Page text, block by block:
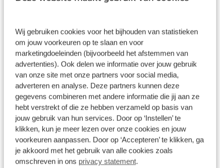
Wij gebruiken cookies voor het bijhouden van statistieken
om jouw voorkeuren op te slaan en voor
marketingdoeleinden (bijvoorbeeld het afstemmen van
advertenties). Ook delen we informatie over jouw gebruik
van onze site met onze partners voor social media,
adverteren en analyse. Deze partners kunnen deze
gegevens combineren met andere informatie die jij aan ze
hebt verstrekt of die ze hebben verzameld op basis van
jouw gebruik van hun services. Door op ‘Instellen’ te
klikken, kun je meer lezen over onze cookies en jouw
voorkeuren aanpassen. Door op ‘Accepteren’ te klikken, ga
je akkoord met het gebruik van alle cookies zoals
omschreven in ons privacy statement.
bedient u ze vanaf het stuurwiel of met uw stem.
Natuurlijk is er ook automatische airconditioning
aanwezig. Geen parkeervak is te klein dankzij de
assistentie van de parkeersensoren. Zuinig zoeven,
dat kan deze auto dankzij de aanwezige cruise
control. Extra opties op deze auto zijn:
sportstuurwiel, centrale deurvergrendeling met
afstandsbediening, boordcomputer en lederen
versnellingspook. In de Ford Fiesta heeft uw
veiligheid en die van uw omgeving prioriteit. Het
Lane-keeping systeem garandeert dat u zich niet
Dit pakket is standaard inbegrepen. We
wat u kunt verwachten.
Gekozen Inhoud
juiste
Wat klanten over ons zeggen